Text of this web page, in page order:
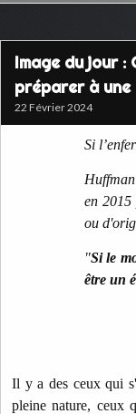
Image du jour :
préparer à
22 Février 2024
Si
en 2015
ou
"Si le
être un
Il y a des ceux qui
pleine nature, ceux